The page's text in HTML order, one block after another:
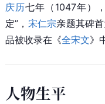
庆历七年（1047年）
定”， 宋仁宗亲题其碑
品被收录在《全宋文》
人物生平